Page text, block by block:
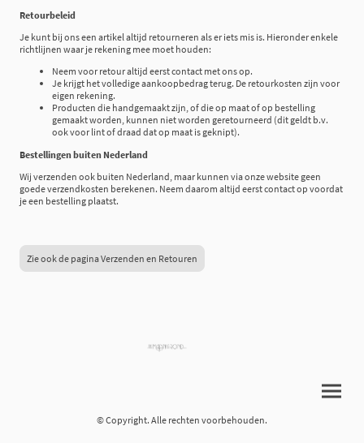
Retourbeleid
Je kunt bij ons een artikel altijd retourneren als er iets mis is. Hieronder enkele
richtlijnen waar je rekening mee moet houden:
Neem voor retour altijd eerst contact met ons op.
Je krijgt het volledige aankoopbedrag terug. De retourkosten zijn voor
eigen rekening.
Producten die handgemaakt zijn, of die op maat of op bestelling
gemaakt worden, kunnen niet worden geretourneerd (dit geldt b.v.
ook voor lint of draad dat op maat is geknipt).
Bestellingen buiten Nederland
Wij verzenden ook buiten Nederland, maar kunnen via onze website geen
goede verzendkosten berekenen. Neem daarom altijd eerst contact op voordat
je een bestelling plaatst.
Zie ook de pagina Verzenden en Retouren
© Copyright. Alle rechten voorbehouden.